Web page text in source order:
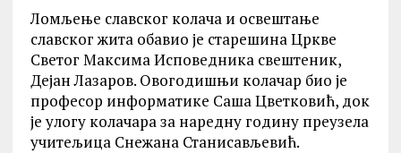
Ломљење славског колача и освештање
славског жита обавио је старешина Цркве
Светог Максима Исповедника свештеник,
Дејан Лазаров. Овогодишњи колачар био је
професор информатике Саша Цветковић, док
је улогу колачара за наредну годину преузела
учитељица Снежана Станисављевић.